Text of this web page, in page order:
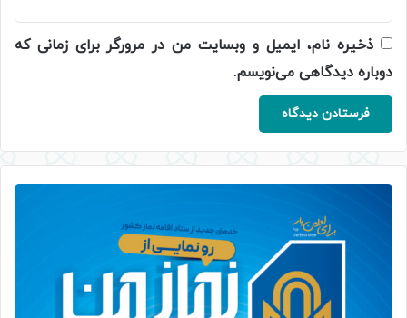
ذخیره نام، ایمیل و وبسایت من در مرورگر برای زمانی که
دوباره دیدگاهی می‌نویسم.